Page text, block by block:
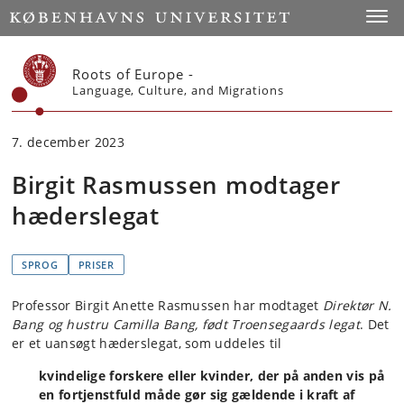
Start
Roots of Europe -
Language, Culture, and Migrations
7. december 2023
Birgit Rasmussen modtager
hæderslegat
SPROG PRISER
Professor Birgit Anette Rasmussen har modtaget Direktør N.
Bang og hustru Camilla Bang, født Troensegaards legat. Det
er et uansøgt hæderslegat, som uddeles til
kvindelige forskere eller kvinder, der på anden vis på
en fortjenstfuld måde gør sig gældende i kraft af